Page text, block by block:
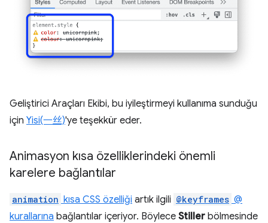
Geliştirici Araçları Ekibi, bu iyileştirmeyi kullanıma sunduğu
için Yisi(一丝)'ye teşekkür eder.
Animasyon kısa özelliklerindeki önemli
karelere bağlantılar
animation kısa CSS özelliği artık ilgili @keyframes @
kurallarına bağlantılar içeriyor. Böylece Stiller bölmesinde